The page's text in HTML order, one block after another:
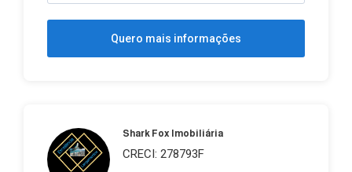
Quero mais informações
Shark Fox Imobiliária
CRECI: 278793F